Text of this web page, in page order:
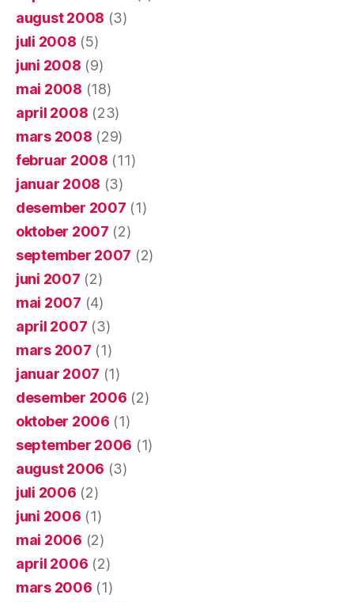
august 2008 (3)
juli 2008 (5)
juni 2008 (9)
mai 2008 (18)
april 2008 (23)
mars 2008 (29)
februar 2008 (11)
januar 2008 (3)
desember 2007 (1)
oktober 2007 (2)
september 2007 (2)
juni 2007 (2)
mai 2007 (4)
april 2007 (3)
mars 2007 (1)
januar 2007 (1)
desember 2006 (2)
oktober 2006 (1)
september 2006 (1)
august 2006 (3)
juli 2006 (2)
juni 2006 (1)
mai 2006 (2)
april 2006 (2)
mars 2006 (1)